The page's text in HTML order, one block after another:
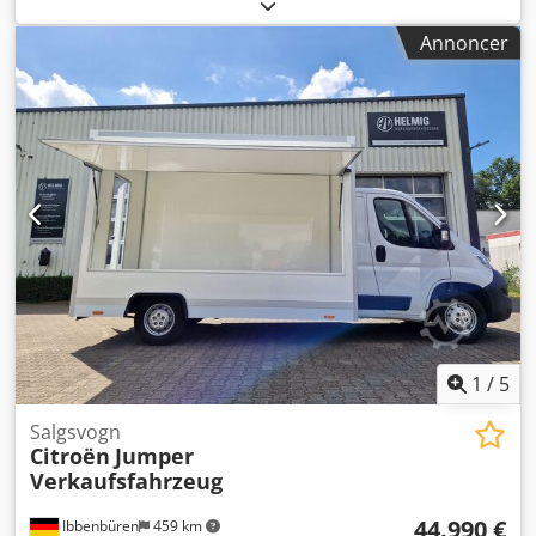
ønsker at præsentere deres produkter med
uforglemmelige kampagner. Vores køretøjer er ikke blot
transportmidler, men ægte reklameflader på hjul. Som
erfarne køretøjsbyggere forstår vi din virksomheds behov
og omsætter dem med kreativitet og præcision til unikke
promotionskøretøjer. Chodpfx Aeq E N Uujigja
Annoncer
1 / 5
Ibbenbüren 459 km
Salgsvogn
Citroën Jumper
Verkaufsfahrzeug
44.990 €